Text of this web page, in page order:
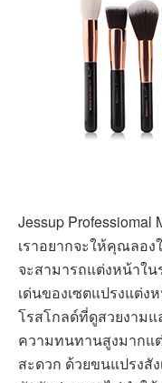
Jessup
เราอยากจะให้คุณลอ
จะสามารถแต่งหน้าใ
เด่นของเซตแปรงแต่
โรสโกลด์ที่ดูสวยงาม
ความทนทานสูงมากแ
สะดวก ด้วยขนแปรงสั